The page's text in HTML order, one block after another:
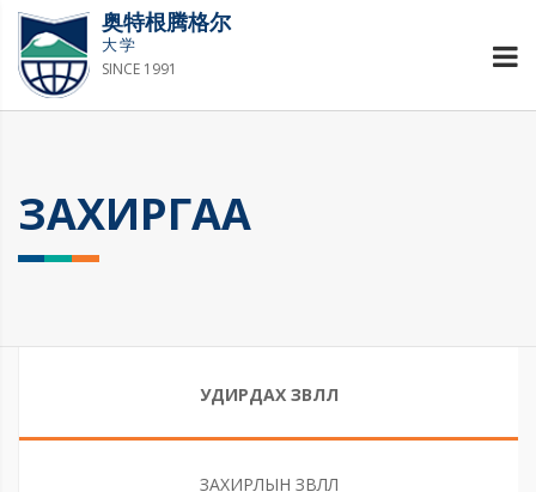
奥特根腾格尔
大学
SINCE 1991
ЗАХИРГАА
УДИРДАХ ЗӨВЛӨЛ
ЗАХИРЛЫН ЗӨВЛӨЛ